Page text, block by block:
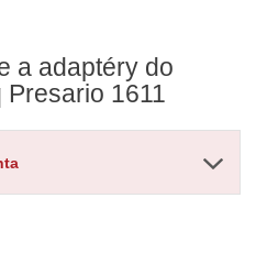
a adaptéry do
1611